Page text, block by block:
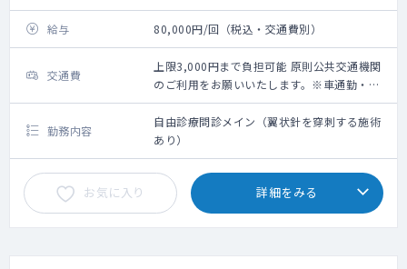
給与 80,000円/回（税込・交通費別）
交通費
上限3,000円まで負担可能 原則公共交通機関
のご利用をお願いいたします。※車通勤・タ
クシー利用要相談
勤務内容
自由診療問診メイン（翼状針を穿刺する施術
あり）
お気に入り 詳細をみる